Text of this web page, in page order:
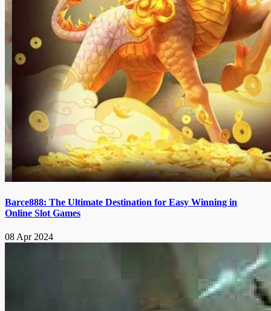
Barce888: The Ultimate Destination for Easy Winning in
Online Slot Games
08 Apr 2024